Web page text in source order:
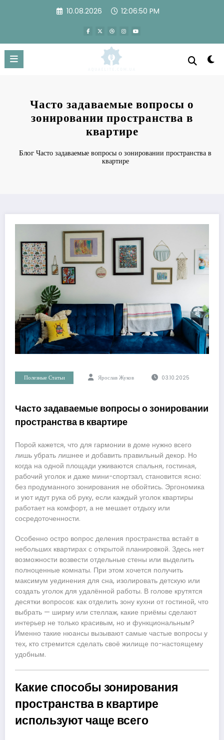
10.08.2026 12:06:51 PM
Часто задаваемые вопросы о
зонировании пространства в
квартире
Блог Часто задаваемые вопросы о зонировании пространства в
квартире
Полезные Статьи Ярослав Жуков 03.10.2025
Часто задаваемые вопросы о зонировании
пространства в квартире
Порой кажется, что для гармонии в доме нужно всего
лишь убрать лишнее и добавить правильный декор. Но
когда на одной площади уживаются спальня, гостиная,
рабочий уголок и даже мини-спортзал, становится ясно:
без продуманного зонирования не обойтись. Эргономика
и уют идут рука об руку, если каждый уголок квартиры
работает на комфорт, а не мешает отдыху или
сосредоточенности.
Особенно остро вопрос деления пространства встаёт в
небольших квартирах с открытой планировкой. Здесь нет
возможности возвести отдельные стены или выделить
полноценные комнаты. При этом хочется получить
максимум уединения для сна, изолировать детскую или
создать уголок для удалённой работы. В голове крутятся
десятки вопросов: как отделить зону кухни от гостиной, что
выбрать — ширму или стеллаж, какие приёмы сделают
интерьер не только красивым, но и функциональным?
Именно такие нюансы вызывают самые частые вопросы у
тех, кто стремится сделать своё жилище по-настоящему
удобным.
Какие способы зонирования
пространства в квартире
используют чаще всего